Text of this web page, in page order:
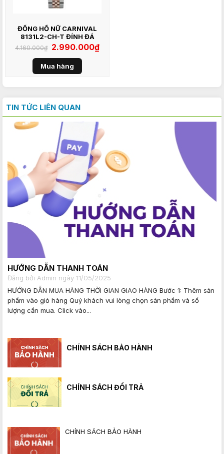
ĐỒNG HỒ NỮ CARNIVAL
8131L2-CH-T ĐÍNH ĐÁ
4.160.000₫ Giá
gốc
là:
4.160.000₫.
2.990.000₫Giá
hiện
Mua hàng
TIN TỨC LIÊN QUAN
HƯỚNG DẪN THANH TOÁN
Đăng bởi Admin ngày 11/05/2025
HƯỚNG DẪN MUA HÀNG THỜI GIAN GIAO HÀNG Bước 1: Thêm sản
phẩm vào giỏ hàng Quý khách vui lòng chọn sản phẩm và số
lượng cần mua. Click vào...
CHÍNH SÁCH BẢO HÀNH
CHÍNH SÁCH ĐỔI TRẢ
CHÍNH SÁCH BẢO HÀNH